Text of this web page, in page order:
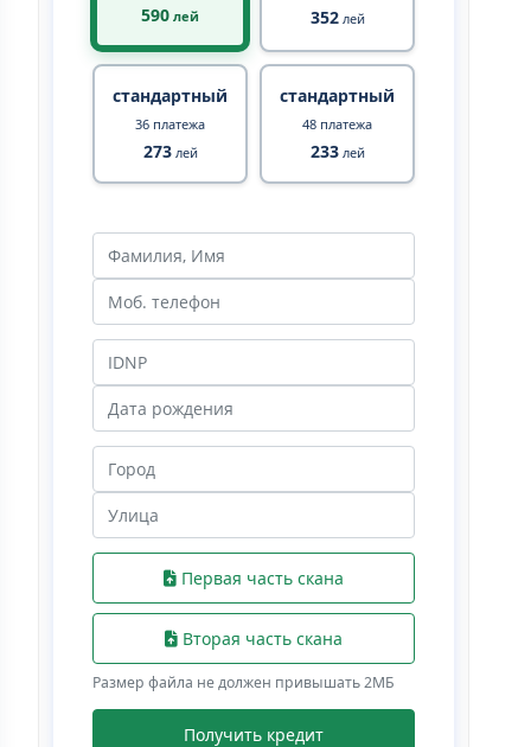
590 лей 352лей
стандартный
36 платежа
273лей
стандартный
48 платежа
233лей
Первая часть скана
Вторая часть скана
Размер файла не должен привышать 2МБ
Получить кредит